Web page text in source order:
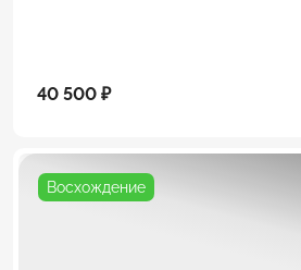
40 500 ₽
Восхождение